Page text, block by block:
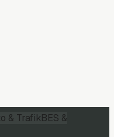
& TrafikBES &